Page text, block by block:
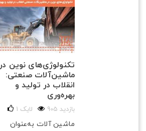
تکنولوژی‌های نوین در
ماشین‌آلات صنعتی:
انقلاب در تولید و
بهره‌وری
905 بازدید 1 لایک
ماشین آلات به‌عنوان